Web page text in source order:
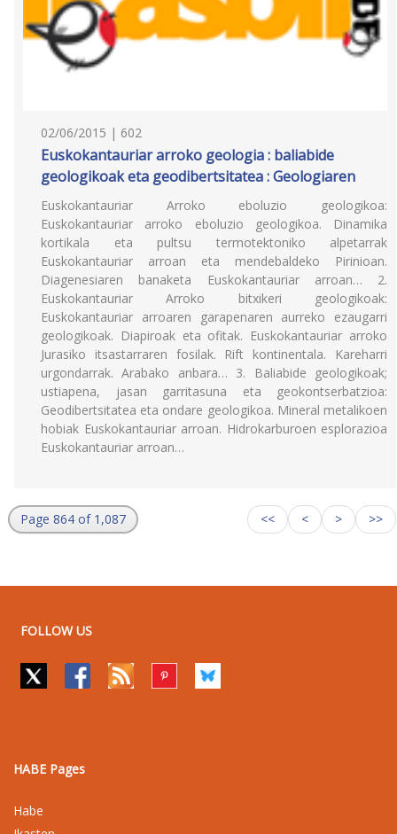
02/06/2015 | 602
Euskokantauriar arroko geologia : baliabide
geologikoak eta geodibertsitatea : Geologiaren
Euskokantauriar Arroko eboluzio geologikoa:
Euskokantauriar arroko eboluzio geologikoa. Dinamika
kortikala eta pultsu termotektoniko alpetarrak
Euskokantauriar arroan eta mendebaldeko Pirinioan.
Diagenesiaren banaketa Euskokantauriar arroan… 2.
Euskokantauriar Arroko bitxikeri geologikoak:
Euskokantauriar arroaren garapenaren aurreko ezaugarri
geologikoak. Diapiroak eta ofitak. Euskokantauriar arroko
Jurasiko itsastarraren fosilak. Rift kontinentala. Kareharri
urgondarrak. Arabako anbara… 3. Baliabide geologikoak;
ustiapena, jasan garritasuna eta geokontserbatzioa:
Geodibertsitatea eta ondare geologikoa. Mineral metalikoen
hobiak Euskokantauriar arroan. Hidrokarburoen esplorazioa
Euskokantauriar arroan…
Page 864 of 1,087 << < > >>
FOLLOW US
HABE Pages
Habe